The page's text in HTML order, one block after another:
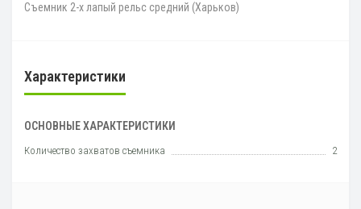
Съемник 2-х лапый рельс средний (Харьков)
Характеристики
ОСНОВНЫЕ ХАРАКТЕРИСТИКИ
Количество захватов съемника 2